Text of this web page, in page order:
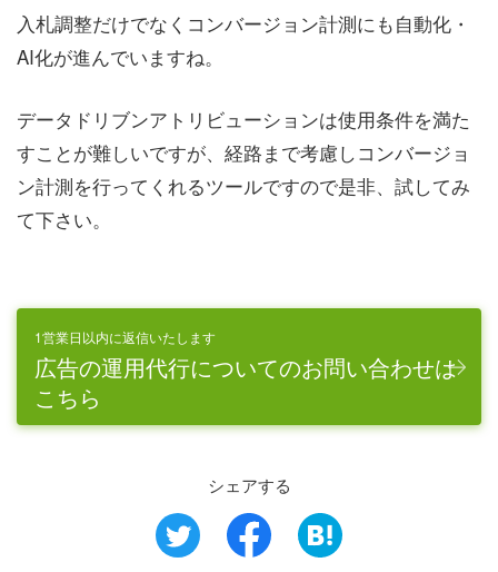
入札調整だけでなくコンバージョン計測にも自動化・
AI化が進んでいますね。
データドリブンアトリビューションは使用条件を満た
すことが難しいですが、経路まで考慮しコンバージョ
ン計測を行ってくれるツールですので是非、試してみ
て下さい。
1営業日以内に返信いたします
広告の運用代行についてのお問い合わせは
こちら
シェアする